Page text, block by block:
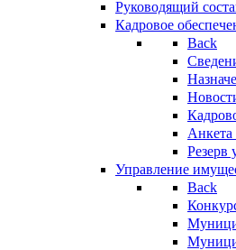
Руководящий
Кадровое
Back
Анкета
Резерв
Управление
Back